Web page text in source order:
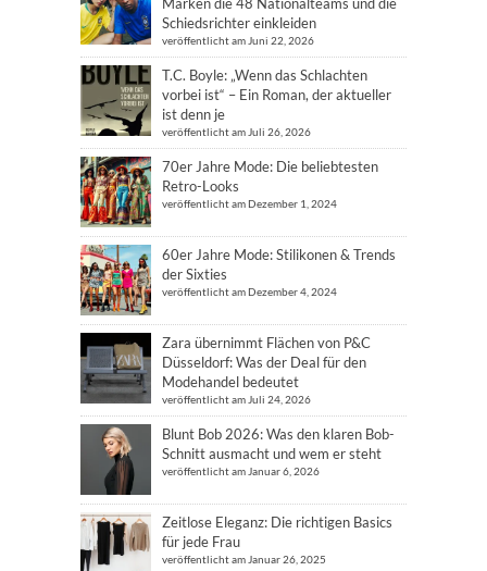
Schiedsrichter einkleiden
veröffentlicht am Juni 22, 2026
T.C. Boyle: „Wenn das Schlachten
vorbei ist“ – Ein Roman, der aktueller
ist denn je
veröffentlicht am Juli 26, 2026
70er Jahre Mode: Die beliebtesten
Retro-Looks
veröffentlicht am Dezember 1, 2024
60er Jahre Mode: Stilikonen & Trends
der Sixties
veröffentlicht am Dezember 4, 2024
Zara übernimmt Flächen von P&C
Düsseldorf: Was der Deal für den
Modehandel bedeutet
veröffentlicht am Juli 24, 2026
Blunt Bob 2026: Was den klaren Bob-
Schnitt ausmacht und wem er steht
veröffentlicht am Januar 6, 2026
Zeitlose Eleganz: Die richtigen Basics
für jede Frau
veröffentlicht am Januar 26, 2025